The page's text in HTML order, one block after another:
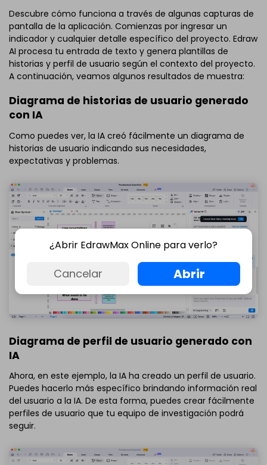
Descubre cómo funciona a través de algunas capturas de
pantalla de la aplicación. Comienzas por ingresar un
indicador y cualquier detalle específico del proyecto. Edraw
AI procesa tu entrada de texto y genera plantillas de
historias y perfil de usuario según el contexto del proyecto.
A continuación, veamos algunos resultados de muestra:
Diagrama de historias de usuario generado
con IA
Como puedes ver, la IA creó fácilmente un diagrama de
historias de usuario indicando sus necesidades,
expectativas y problemas.
Diagrama de perfil de usuario generado con
IA
Ahora, en este ejemplo, la IA ha creado un perfil de usuario.
Puedes hacerlo más específico brindando información real
del usuario a la IA. De esta forma, puedes crear fácilmente
perfiles de usuario que tu equipo de investigación podrá
seguir.
¿Abrir EdrawMax Online para verlo?
Cancelar Abrir